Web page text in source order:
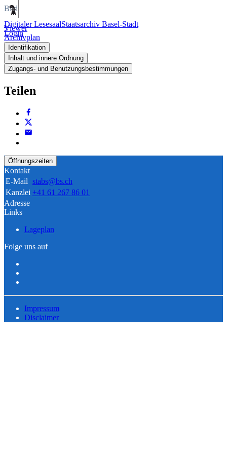
Digitaler LesesaalStaatsarchiv Basel-Stadt
Login
Bild
Viewer
Archivplan
Identifikation
Inhalt und innere Ordnung
Zugangs- und Benutzungsbestimmungen
Teilen
Öffnungszeiten
Kontakt
E-Mail stabs@bs.ch
Kanzlei +41 61 267 86 01
Adresse
Links
Lageplan
Folge uns auf
Impressum
Disclaimer